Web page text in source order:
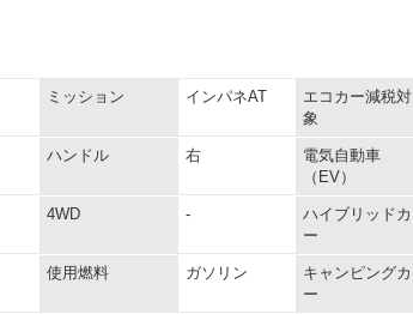
ミッション インパネAT
エコカー減税対
象
ハンドル 右
電気自動車
（EV）
4WD -
ハイブリッドカ
ー
使用燃料 ガソリン
キャンピングカ
ー